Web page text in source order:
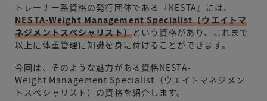
トレーナー系資格の発行団体である『NESTA』には、
NESTA-Weight Management Specialist（ウエイトマ
ネジメントスぺシャリスト）という資格があり、これまで
以上に体重管理に知識を身に付けることができます。
今回は、そのような魅力がある資格NESTA-
Weight Management Specialist（ウエイトマネジメン
トスぺシャリスト）の資格を紹介します。